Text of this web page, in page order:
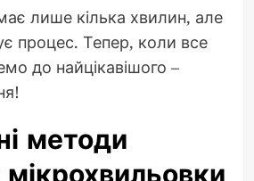
лише кілька хвилин, але
процес. Тепер, коли все
до найцікавішого –
методи